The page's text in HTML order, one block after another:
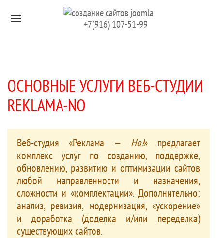
Перейти к содержимому+7(916) 107-51-99
ОСНОВНЫЕ УСЛУГИ ВЕБ-СТУДИИ
REKLAMA-NO
Веб-студия «Реклама — Но!» предлагает
комплекс услуг по созданию, поддержке,
обновлению, развитию и оптимизации сайтов
любой направленности и назначения,
сложности и «комплектации». Дополнительно:
анализ, ревизия, модернизация, «ускорение»
и доработка (доделка и/или переделка)
существующих сайтов.